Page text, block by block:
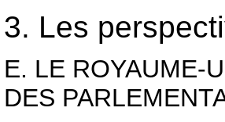
3. Les
E. LE ROYAUME-
DES